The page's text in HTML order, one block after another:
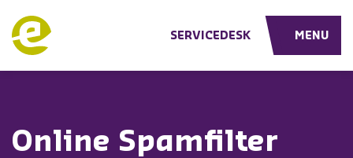
Effect ICT Solutions SERVICEDESK MENU
Online Spamfilter